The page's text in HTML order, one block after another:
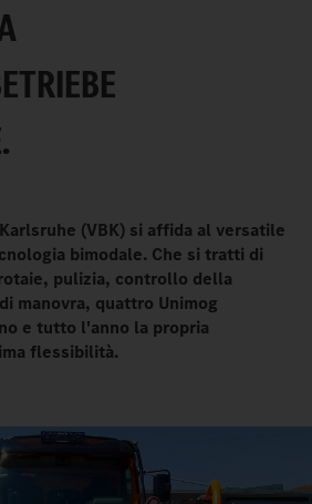
(VBK) si affida al versatile
bimodale. Che si tratti di
pulizia, controllo della
manovra, quattro Unimog
e tutto l'anno la propria
flessibilità.